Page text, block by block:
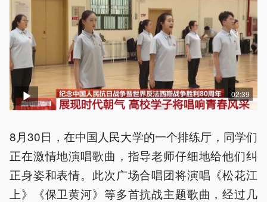
02:39
8月30日，在中国人民大学的一个排练厅，同学们
正在激情地演唱歌曲，指导老师仔细地给他们纠
正身姿和表情。此次广场合唱团将演唱《松花江
上》《保卫黄河》等多首抗战主题歌曲，经过几